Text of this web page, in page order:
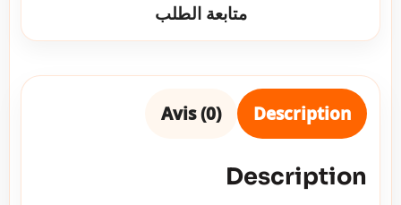
متابعة الطلب
Description
Avis (0)
Description